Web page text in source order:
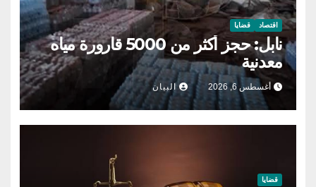
اقتصاد قضايا
نابل: حجز أكثر من 5000 قارورة مياه
معدنية
أغسطس 6, 2026 البيان
قضايا